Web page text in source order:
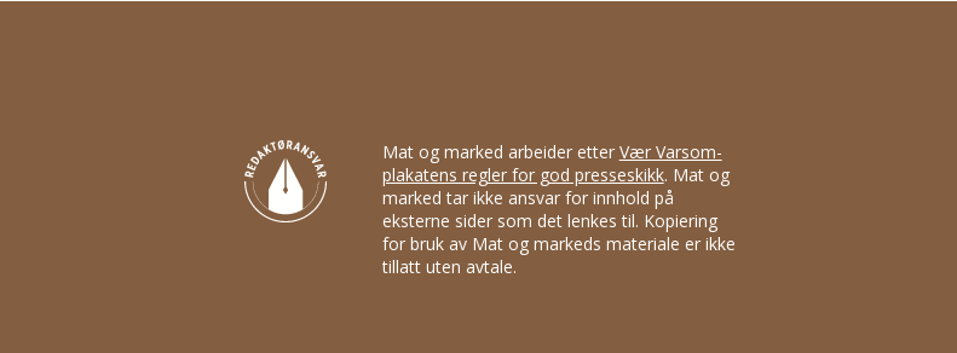
Mat og marked arbeider etter Vær Varsom-
plakatens regler for god presseskikk. Mat og
marked tar ikke ansvar for innhold på
eksterne sider som det lenkes til. Kopiering
for bruk av Mat og markeds materiale er ikke
tillatt uten avtale.